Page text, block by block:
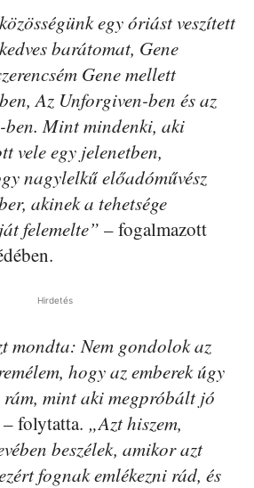
egy óriást veszített
barátomat, Gene
Gene mellett
Az Unforgiven-ben és az
ben. Mint mindenki, aki
vele egy jelenetben,
nagylelkű előadóművész
akinek a tehetsége
felemelte” – fogalmazott
Hirdetés
mondta: Nem gondolok az
hogy az emberek úgy
rám, mint aki megpróbált jó
– folytatta. „Azt hiszem,
beszélek, amikor azt
fognak emlékezni rád, és